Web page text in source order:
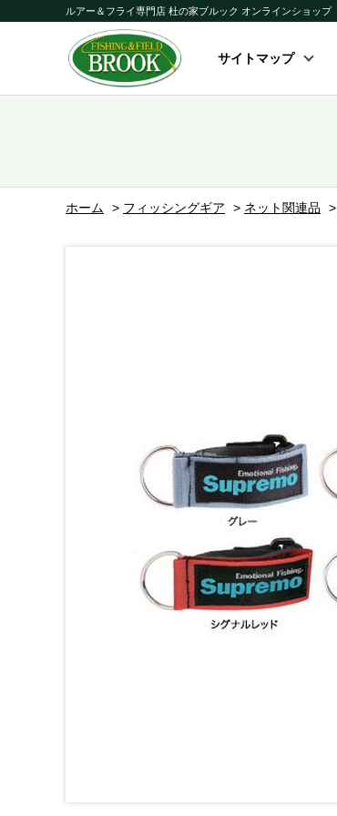
ルアー＆フライ専門店 杜の家ブルック オンラインショップ
サイトマップ
ホーム > フィッシングギア > ネット関連品 >